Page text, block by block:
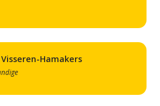
Visseren-Hamakers